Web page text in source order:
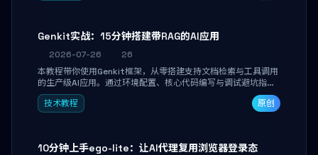
Genkit实战：15分钟搭建带RAG的AI应用
2026-07-26
26
本教程带你使用Genkit框架，从零搭建支持文档检索与工具调用
的生产级AI应用。通过环境配置、核心代码编写与调试避坑指
南，学完即可掌握多模型切换、RAG管道构建及函数调用注册，
独立开发高效AI智能体。
技术教程 原创
10分钟上手ego-lite：让AI代理复用浏览器登录态